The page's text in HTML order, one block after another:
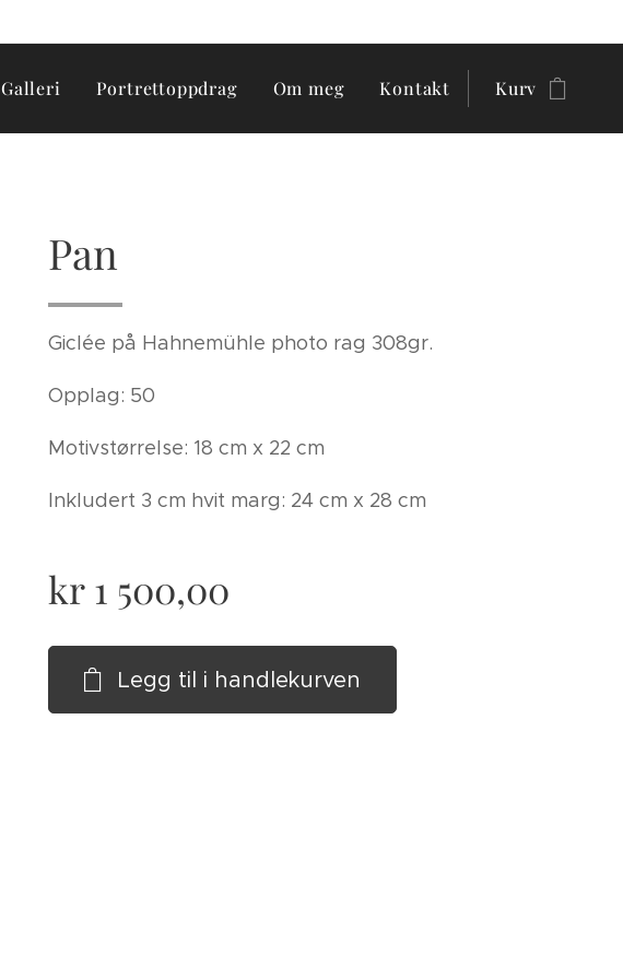
Galleri Portrettoppdrag Om meg Kontakt Kurv
Pan
Giclée på Hahnemühle photo rag 308gr.
Opplag: 50
Motivstørrelse: 18 cm x 22 cm
Inkludert 3 cm hvit marg: 24 cm x 28 cm
kr1 500,00
Legg til i handlekurven